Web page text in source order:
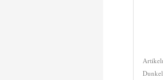
Dunkel